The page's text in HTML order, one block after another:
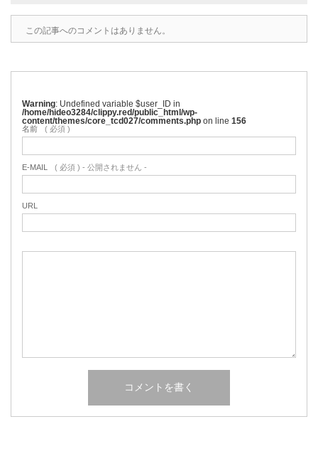
この記事へのコメントはありません。
Warning : Undefined variable $user_ID in
/home/hideo3284/clippy.red/public_html/wp-
content/themes/core_tcd027/comments.php on line 156
名前 ( 必須 )
E-MAIL ( 必須 ) - 公開されません -
URL